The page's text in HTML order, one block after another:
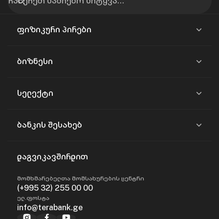
ფიზიკური პირები
ბიზნესი
სელექტი
ბანკის შესახებ
დაგვიკავშირდით
მომხმარებელთა მომსახურების ცენტრი
(+995 32) 255 00 00
ელ.ფოსტა
info@terabank.ge